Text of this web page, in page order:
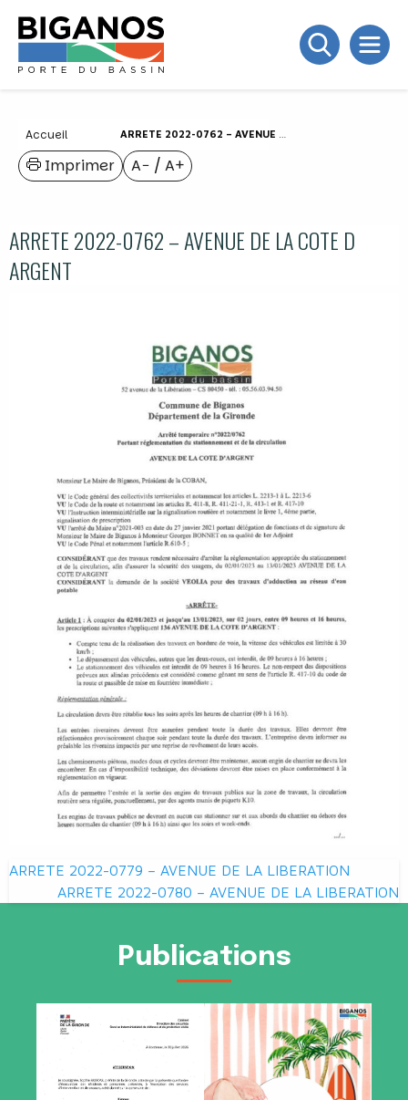
Accueil ARRETE 2022-0762 – AVENUE DE LA COTE D ARGENT
A− / A+
Imprimer
ARRETE 2022-0762 – AVENUE DE LA COTE D
ARGENT
Navigation
de
ARRETE 2022-0779 – AVENUE DE LA LIBERATION
ARRETE 2022-0780 – AVENUE DE LA LIBERATION
Publications